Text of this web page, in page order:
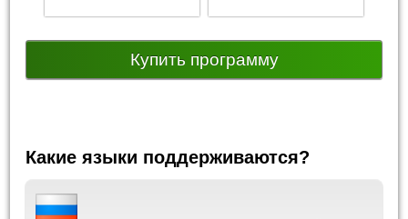
Купить программу
Какие языки поддерживаются?